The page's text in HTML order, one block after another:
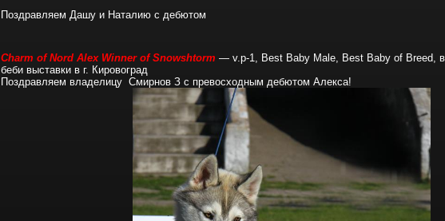
Поздравляем Дашу и Наталию с дебютом
Charm of Nord Alex Winner of Snowshtorm — v.p-1, Best Baby Male, Best Baby of Breed,
беби выставки в г. Кировоград
Поздравляем владелицу Смирнов З с превосходным дебютом Алекса!